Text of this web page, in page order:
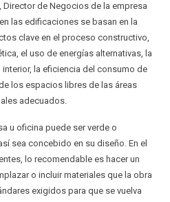
de Negocios de la empresa
las edificaciones se basan en la
clave en el proceso constructivo,
el uso de energías alternativas, la
la eficiencia del consumo de
los espacios libres de las áreas
adecuados.
u oficina puede ser verde o
sea concebido en su diseño. En el
lo recomendable es hacer un
o incluir materiales que la obra
exigidos para que se vuelva